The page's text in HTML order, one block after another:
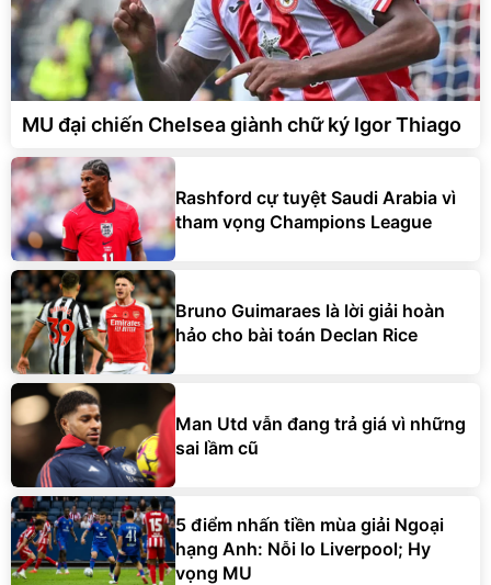
MU đại chiến Chelsea giành chữ ký Igor Thiago
Rashford cự tuyệt Saudi Arabia vì
tham vọng Champions League
Bruno Guimaraes là lời giải hoàn
hảo cho bài toán Declan Rice
Man Utd vẫn đang trả giá vì những
sai lầm cũ
5 điểm nhấn tiền mùa giải Ngoại
hạng Anh: Nỗi lo Liverpool; Hy
vọng MU